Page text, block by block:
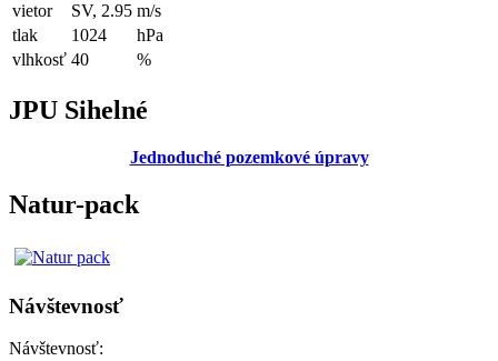
vietor
SV, 2.95 m/s
tlak
1024
hPa
vlhkosť 40 %
JPU Sihelné
Jednoduché pozemkové úpravy
Natur-pack
Návštevnosť
Návštevnosť: